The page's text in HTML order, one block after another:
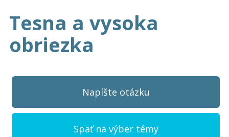
Tesna a vysoka
obriezka
Napíšte otázku
Späť na výber témy